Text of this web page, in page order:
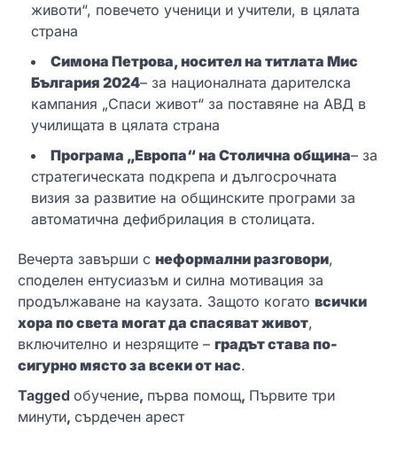
животи“, повечето ученици и учители, в цялата
страна
Симона Петрова, носител на титлата Мис
България 2024– за националната дарителска
кампания „Спаси живот“ за поставяне на АВД в
училищата в цялата страна
Програма „Европа“ на Столична община– за
стратегическата подкрепа и дългосрочната
визия за развитие на общинските програми за
автоматична дефибрилация в столицата.
Вечерта завърши с неформални разговори,
споделен ентусиазъм и силна мотивация за
продължаване на каузата. Защото когато всички
хора по света могат да спасяват живот,
включително и незрящите – градът става по-
сигурно място за всеки от нас.
Tagged обучение, първа помощ, Първите три
минути, сърдечен арест